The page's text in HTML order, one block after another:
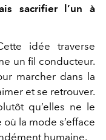
sacrifier l’un à
idée traverse
un fil conducteur.
marcher dans la
et se retrouver.
qu’elles ne le
la mode s’efface
humaine.